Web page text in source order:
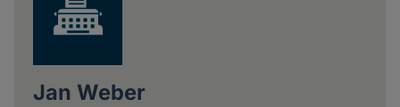
Jan Weber